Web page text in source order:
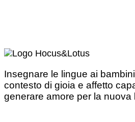
Insegnare le lingue ai
contesto di gioia e affetto
generare amore per la nuova